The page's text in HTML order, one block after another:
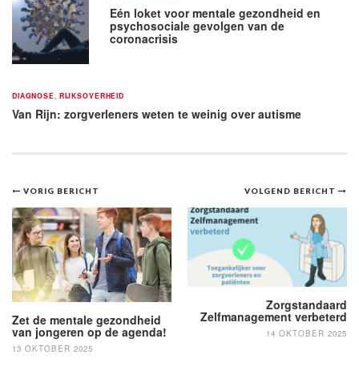
Eén loket voor mentale gezondheid en
psychosociale gevolgen van de
coronacrisis
DIAGNOSE RIJKSOVERHEID
Van Rijn: zorgverleners weten te weinig over autisme
Bericht
navigatie
VOLGEND BERICHT
Zorgstandaard
Zelfmanagement verbeterd
14 OKTOBER 2025
VORIG BERICHT
Zet de mentale gezondheid
van jongeren op de agenda!
13 OKTOBER 2025